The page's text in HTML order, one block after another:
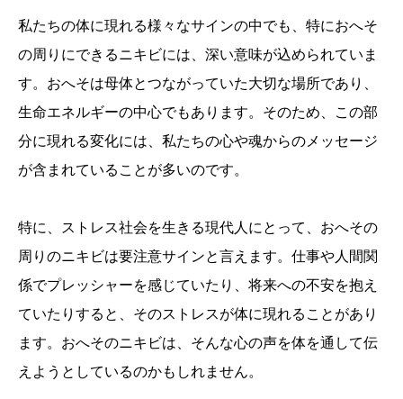
私たちの体に現れる様々なサインの中でも、特におへそ
の周りにできるニキビには、深い意味が込められていま
す。おへそは母体とつながっていた大切な場所であり、
生命エネルギーの中心でもあります。そのため、この部
分に現れる変化には、私たちの心や魂からのメッセージ
が含まれていることが多いのです。
特に、ストレス社会を生きる現代人にとって、おへその
周りのニキビは要注意サインと言えます。仕事や人間関
係でプレッシャーを感じていたり、将来への不安を抱え
ていたりすると、そのストレスが体に現れることがあり
ます。おへそのニキビは、そんな心の声を体を通して伝
えようとしているのかもしれません。